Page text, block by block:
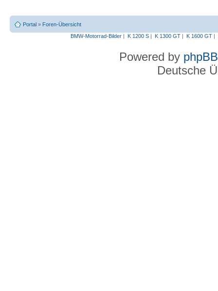
Portal » Foren-Übersicht
BMW-Motorrad-Bilder| K 1200 S| K 1300 GT| K 1600 GT|
Powered by phpBB
Deutsche